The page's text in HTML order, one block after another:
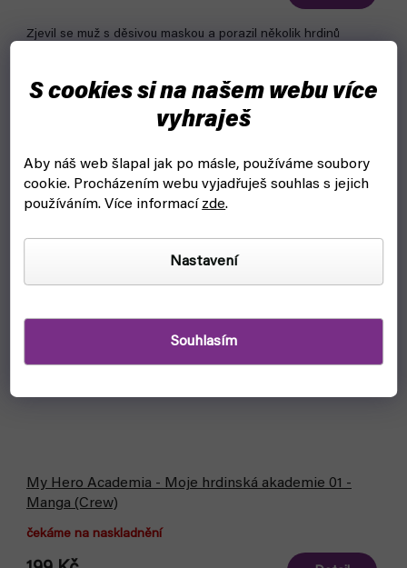
S cookies si na našem webu více
vyhraješ
Aby náš web šlapal jak po másle, používáme soubory
cookie. Procházením webu vyjadřuješ souhlas s jejich
používáním. Více informací zde.
Nastavení
Souhlasím
Zjevil se muž s děsivou maskou a porazil několik hrdinů
My Hero Academia - Moje hrdinská akademie 01 -
Manga (Crew)
čekáme na naskladnění